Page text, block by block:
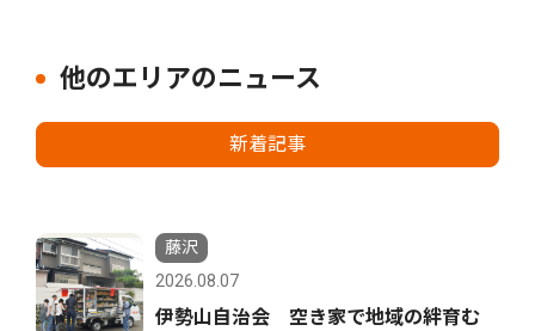
他のエリアのニュース
新着記事
藤沢
2026.08.07
伊勢山自治会 空き家で地域の絆育む